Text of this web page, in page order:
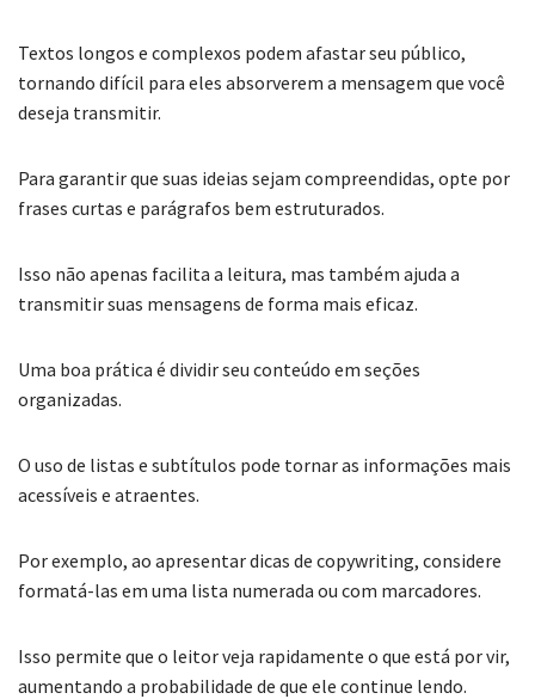
Textos longos e complexos podem afastar seu público,
tornando difícil para eles absorverem a mensagem que você
deseja transmitir.
Para garantir que suas ideias sejam compreendidas, opte por
frases curtas e parágrafos bem estruturados.
Isso não apenas facilita a leitura, mas também ajuda a
transmitir suas mensagens de forma mais eficaz.
Uma boa prática é dividir seu conteúdo em seções
organizadas.
O uso de listas e subtítulos pode tornar as informações mais
acessíveis e atraentes.
Por exemplo, ao apresentar dicas de copywriting, considere
formatá-las em uma lista numerada ou com marcadores.
Isso permite que o leitor veja rapidamente o que está por vir,
aumentando a probabilidade de que ele continue lendo.